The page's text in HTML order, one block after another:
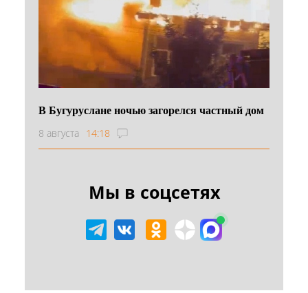
В Бугуруслане ночью загорелся частный дом
8 августа 14:18
Мы в соцсетях